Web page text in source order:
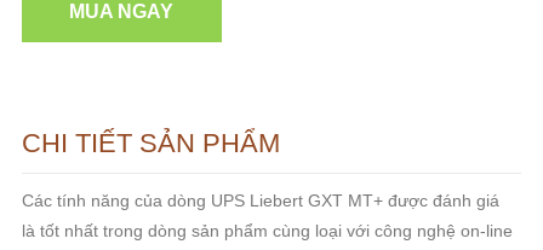
MUA NGAY
CHI TIẾT SẢN PHẨM
Các tính năng của dòng UPS Liebert GXT MT+ được đánh giá
là tốt nhất trong dòng sản phẩm cùng loại với công nghệ on-line